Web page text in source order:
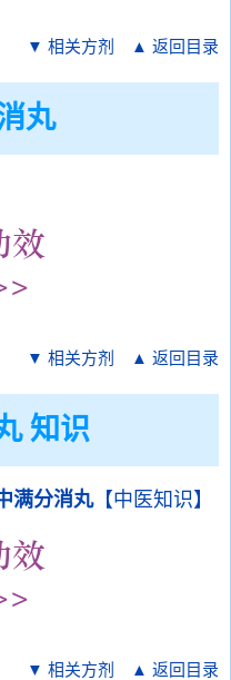
▼ 相关方剂 ▲ 返回目录
丸
▼ 相关方剂 ▲ 返回目录
知识
满分消丸【中医知识】
▼ 相关方剂 ▲ 返回目录